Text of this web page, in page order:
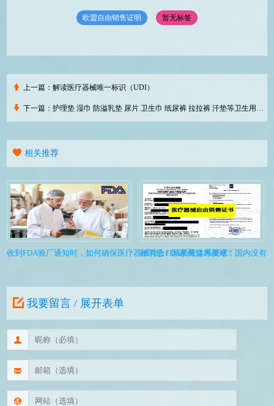
欧盟自由销售证明 暂无标签
上一篇：解读医疗器械唯一标识（UDI）
下一篇：护理垫 湿巾 防溢乳垫 尿片 卫生巾 纸尿裤 拉拉裤 汗垫等卫生用品为什么要申请CE认证？申请CE认证的必要性?
相关推荐
收到FDA验厂通知时，如何确保医疗器械符合FDA质量体系要求?
好消息：国家药监局新规，国内没有
我要留言 / 展开表单